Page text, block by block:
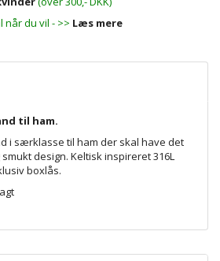
når du vil - >> Læs mere
til ham.
i særklasse til ham der skal have det
design. Keltisk inspireret 316L
boxlås.